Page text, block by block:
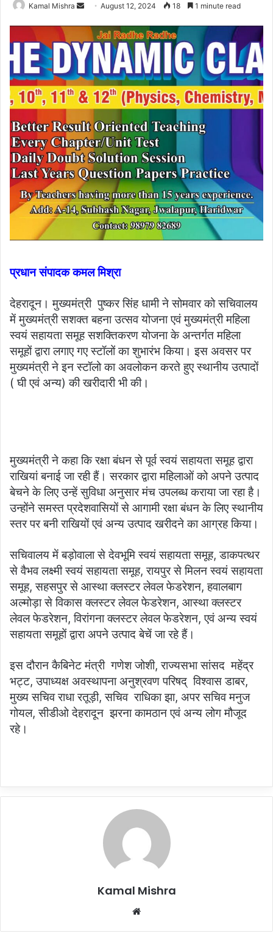
Kamal Mishra
Send
email
August 12, 2024 18 1 minute read
प्रधान संपादक कमल मिश्रा
देहरादून। मुख्यमंत्री पुष्कर सिंह धामी ने सोमवार को सचिवालय
में मुख्यमंत्री सशक्त बहना उत्सव योजना एवं मुख्यमंत्री महिला
स्वयं सहायता समूह सशक्तिकरण योजना के अन्तर्गत महिला
समूहों द्वारा लगाए गए स्टॉलों का शुभारंभ किया। इस अवसर पर
मुख्यमंत्री ने इन स्टॉलो का अवलोकन करते हुए स्थानीय उत्पादों
( घी एवं अन्य) की खरीदारी भी की।
मुख्यमंत्री ने कहा कि रक्षा बंधन से पूर्व स्वयं सहायता समूह द्वारा
राखियां बनाई जा रही हैं। सरकार द्वारा महिलाओं को अपने उत्पाद
बेचने के लिए उन्हें सुविधा अनुसार मंच उपलब्ध कराया जा रहा है।
उन्होंने समस्त प्रदेशवासियों से आगामी रक्षा बंधन के लिए स्थानीय
स्तर पर बनी राखियों एवं अन्य उत्पाद खरीदने का आग्रह किया।
सचिवालय में बड़ोवाला से देवभूमि स्वयं सहायता समूह, डाकपत्थर
से वैभव लक्ष्मी स्वयं सहायता समूह, रायपुर से मिलन स्वयं सहायता
समूह, सहसपुर से आस्था क्लस्टर लेवल फेडरेशन, हवालबाग
अल्मोड़ा से विकास क्लस्टर लेवल फेडरेशन, आस्था क्लस्टर
लेवल फेडरेशन, विरांगना क्लस्टर लेवल फेडरेशन, एवं अन्य स्वयं
सहायता समूहों द्वारा अपने उत्पाद बेचें जा रहे हैं।
इस दौरान कैबिनेट मंत्री गणेश जोशी, राज्यसभा सांसद महेंद्र
भट्ट, उपाध्यक्ष अवस्थापना अनुश्रवण परिषद् विश्वास डाबर,
मुख्य सचिव राधा रतूड़ी, सचिव राधिका झा, अपर सचिव मनुज
गोयल, सीडीओ देहरादून झरना कामठान एवं अन्य लोग मौजूद
रहे।
Kamal Mishra
Website